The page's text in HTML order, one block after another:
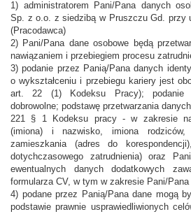
1) administratorem Pani/Pana danych
Sp. z o.o. z siedzibą w Pruszczu Gd. przy
(Pracodawca)
2) Pani/Pana dane osobowe będą
nawiązaniem i przebiegiem procesu
3) podanie przez Panią/Pana danych
o wykształceniu i przebiegu kariery jest
art. 22 (1) Kodeksu Pracy); podanie
dobrowolne; podstawę przetwarzania
221 § 1 Kodeksu pracy - w zakresie
(imiona) i nazwisko, imiona
zamieszkania (adres do
dotychczasowego zatrudnienia) oraz
ewentualnych danych dodatkowych
formularza CV, w tym w zakresie Pani/Pana
4) podane przez Panią/Pana dane mogą
podstawie prawnie usprawiedliwionych